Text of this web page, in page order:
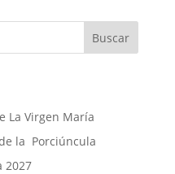
Buscar
La Virgen María
la Porciúncula
2027